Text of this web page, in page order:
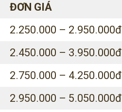
ĐƠN GIÁ
2.250.000 – 2.950.000đ
2.450.000 – 3.950.000đ
2.750.000 – 4.250.000đ
2.950.000 – 5.050.000đ